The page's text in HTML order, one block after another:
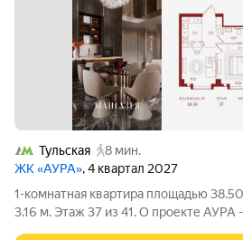
Тульская
8 мин.
ЖК «АУРА», 4 квартал 2027
1-комнатная квартира площадью
3.16 м. Этаж 37 из 41. О проекте АУРА